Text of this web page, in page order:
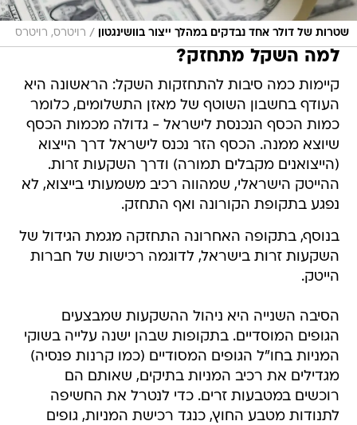
שטרות של דולר אחד נבדקים במהלך ייצור בוושינגטון / רויטרס, רויטרס
למה השקל מתחזק?
קיימות כמה סיבות להתחזקות השקל: הראשונה היא
העודף בחשבון השוטף של מאזן התשלומים, כלומר
כמות הכסף הנכנסת לישראל - גדולה מכמות הכסף
שיוצא ממנה. הכסף הזר נכנס לישראל דרך הייצוא
(הייצואנים מקבלים תמורה) ודרך השקעות זרות.
ההייטק הישראלי, שמהווה רכיב משמעותי בייצוא, לא
נפגע בתקופת הקורונה ואף התחזק.
בנוסף, בתקופה האחרונה התחזקה מגמת הגידול של
השקעות זרות בישראל, לדוגמה רכישות של חברות
הייטק.
הסיבה השנייה היא ניהול ההשקעות שמבצעים
הגופים המוסדיים. בתקופות שבהן ישנה עלייה בשוקי
המניות בחו"ל הגופים המסודיים (כמו קרנות פנסיה)
מגדילים את רכיב המניות בתיקים, שאותם הם
רוכשים במטבעות זרים. כדי לנטרל את החשיפה
לתנודות מטבע החוץ, כנגד רכישת המניות, גופים